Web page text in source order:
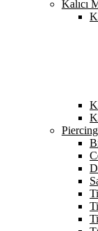
Kalıcı
Piercing